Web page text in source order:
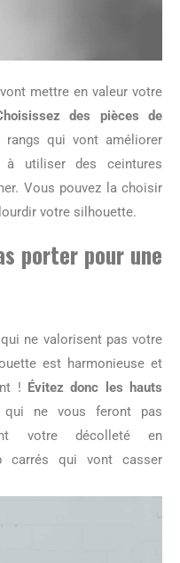
mettre en valeur votre
des pièces de
rangs qui vont améliorer
à utiliser des ceintures
Vous pouvez la choisir
votre silhouette.
porter pour une
ne valorisent pas votre
est harmonieuse et
! Évitez donc les hauts
qui ne vous feront pas
votre décolleté en
carrés qui vont casser